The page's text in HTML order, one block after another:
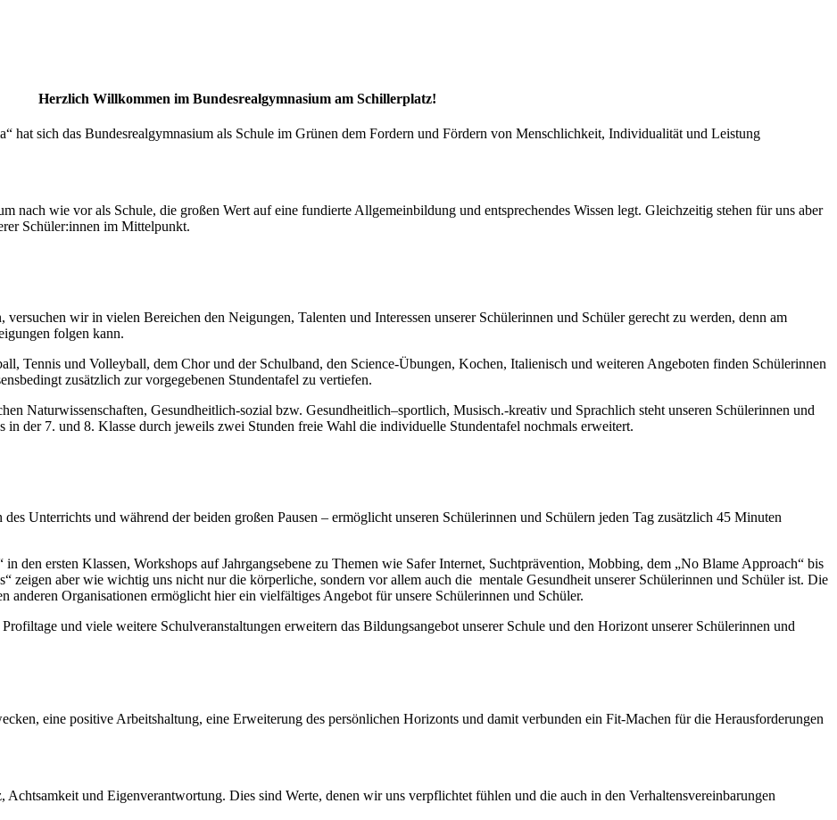
Herzlich Willkommen im Bundesrealgymnasium am Schillerplatz!
hat sich das Bundesrealgymnasium als Schule im Grünen dem Fordern und Fördern von Menschlichkeit, Individualität und Leistung
nach wie vor als Schule, die großen Wert auf eine fundierte Allgemeinbildung und entsprechendes Wissen legt. Gleichzeitig stehen für uns aber
Schüler:innen im Mittelpunkt.
wir in vielen Bereichen den Neigungen, Talenten und Interessen unserer Schülerinnen und Schüler gerecht zu werden, denn am
folgen kann.
Tennis und Volleyball, dem Chor und der Schulband, den Science-Übungen, Kochen, Italienisch und weiteren Angeboten finden Schülerinnen
zusätzlich zur vorgegebenen Stundentafel zu vertiefen.
Naturwissenschaften, Gesundheitlich-sozial bzw. Gesundheitlich–sportlich, Musisch.-kreativ und Sprachlich steht unseren Schülerinnen und
in der 7. und 8. Klasse durch jeweils zwei Stunden freie Wahl die individuelle Stundentafel nochmals erweitert.
Unterrichts und während der beiden großen Pausen – ermöglicht unseren Schülerinnen und Schülern jeden Tag zusätzlich 45 Minuten
den ersten Klassen, Workshops auf Jahrgangsebene zu Themen wie Safer Internet, Suchtprävention, Mobbing, dem „No Blame Approach“ bis
zeigen aber wie wichtig uns nicht nur die körperliche, sondern vor allem auch die mentale Gesundheit unserer Schülerinnen und Schüler ist. Die
anderen Organisationen ermöglicht hier ein vielfältiges Angebot für unsere Schülerinnen und Schüler.
und viele weitere Schulveranstaltungen erweitern das Bildungsangebot unserer Schule und den Horizont unserer Schülerinnen und
eine positive Arbeitshaltung, eine Erweiterung des persönlichen Horizonts und damit verbunden ein Fit-Machen für die Herausforderungen
und Eigenverantwortung. Dies sind Werte, denen wir uns verpflichtet fühlen und die auch in den Verhaltensvereinbarungen